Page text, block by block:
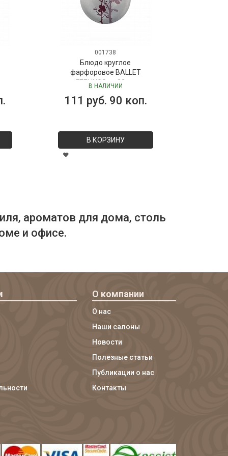
001738
Блюдо круглое
фарфоровое BALLET
FEELINGS, д. 22 см
В НАЛИЧИИ
111 руб. 90 коп.
В КОРЗИНУ
ароматов для дома, столь
и офисе.
О компании
О нас
Наши салоны
Новости
Полезные статьи
Публикации о нас
Контакты